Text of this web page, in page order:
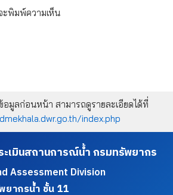
ะพิมพ์ความเห็น
มูลก่อนหน้า สามารถดูรายละเอียดได้ที่
index.php
ะเมินสถานการณ์น้ำ กรมทรัพยากร
Assessment Division
ยากรน้ำ ชั้น 11